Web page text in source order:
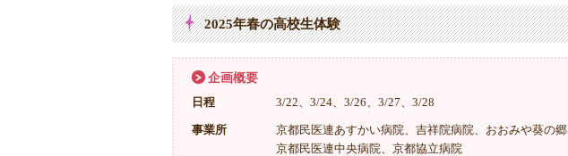
2025年春の高校生体験
企画概要
日程 3/22、3/24、3/26、3/27、3/28
事業所
京都民医連あすかい病院、吉祥院病院、おおみや葵の郷
京都民医連中央病院、京都協立病院